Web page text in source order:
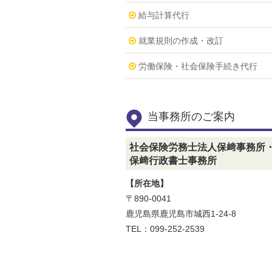
給与計算代行
就業規則の作成・改訂
労働保険・社会保険手続き代行
当事務所のご案内
社会保険労務士法人保﨑事務所
保﨑行政書士事務所
【所在地】
〒890-0041
鹿児島県鹿児島市城西1-24-8
TEL：099-252-2539